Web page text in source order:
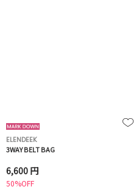
ELENDEEK
3WAY BELT BAG
6,600 円
50%OFF